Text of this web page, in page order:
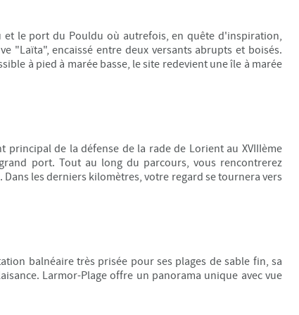
et le port du Pouldu où autrefois, en quête d'inspiration,
"Laïta", encaissé entre deux versants abrupts et boisés.
à pied à marée basse, le site redevient une île à marée
de la défense de la rade de Lorient au XVIIIème
port. Tout au long du parcours, vous rencontrerez
les derniers kilomètres, votre regard se tournera vers
balnéaire très prisée pour ses plages de sable fin, sa
Larmor-Plage offre un panorama unique avec vue